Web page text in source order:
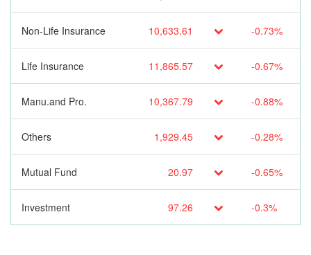
Non-Life Insurance 10,633.61 -0.73%
Life Insurance 11,865.57 -0.67%
Manu.and Pro. 10,367.79 -0.88%
Others 1,929.45 -0.28%
Mutual Fund 20.97 -0.65%
Investment 97.26 -0.3%